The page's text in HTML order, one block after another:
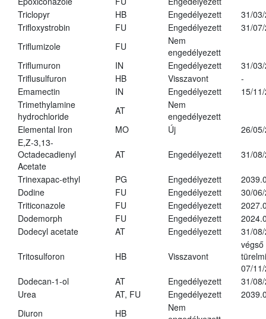
Triclopyr
HB Engedélyezett
31/
Trifloxystrobin
FU Engedélyezett
31/
Triflumizole
FU
Nem
engedélyezett
Triflumuron
IN Engedélyezett
31/
Triflusulfuron
HB Visszavont
-
Emamectin
IN Engedélyezett
15/
Trimethylamine
hydrochloride
AT
Nem
engedélyezett
Elemental Iron
MO Új
26/
E,Z-3,13-
Octadecadienyl
Acetate
AT Engedélyezett 31/
Trinexapac-ethyl PG Engedélyezett
Dodine
FU Engedélyezett
30/
Triticonazole
FU Engedélyezett
Dodemorph
FU Engedélyezett
Dodecyl acetate
AT Engedélyezett 31/
Tritosulforon HB Visszavont
végső
07/
Dodecan-1-ol
AT Engedélyezett
31/
Urea
AT, FU Engedélyezett
Diuron
HB
Nem